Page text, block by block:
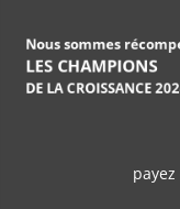
payez